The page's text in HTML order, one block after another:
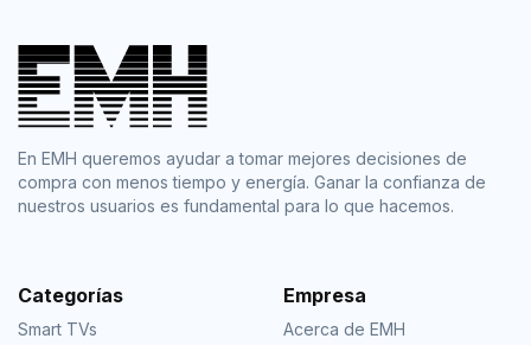
En EMH queremos ayudar a tomar mejores decisiones de
compra con menos tiempo y energía. Ganar la confianza de
nuestros usuarios es fundamental para lo que hacemos.
Categorías
Smart TVs
Empresa
Acerca de EMH